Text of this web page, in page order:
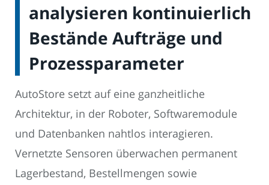
analysieren kontinuierlich
Bestände Aufträge und
Prozessparameter
AutoStore setzt auf eine ganzheitliche
Architektur, in der Roboter, Softwaremodule
und Datenbanken nahtlos interagieren.
Vernetzte Sensoren überwachen permanent
Lagerbestand, Bestellmengen sowie